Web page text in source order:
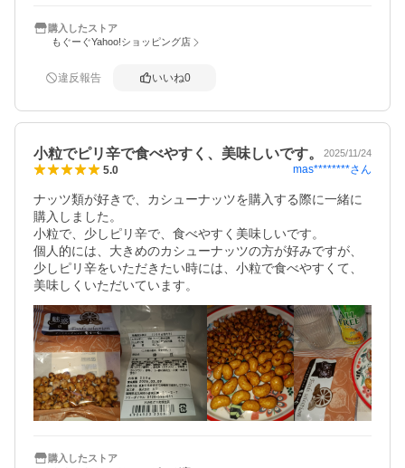
購入したストア
もぐーぐYahoo!ショッピング店
違反報告 いいね0
小粒でピリ辛で食べやすく、美味しいです。 2025/11/24
5.0 mas********さん
ナッツ類が好きで、カシューナッツを購入する際に一緒に
購入しました。
小粒で、少しピリ辛で、食べやすく美味しいです。
個人的には、大きめのカシューナッツの方が好みですが、
少しピリ辛をいただきたい時には、小粒で食べやすくて、
購入したストア